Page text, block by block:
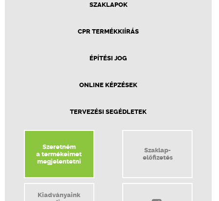
SZAKLAPOK
CPR TERMÉKKIÍRÁS
ÉPÍTÉSI JOG
ONLINE KÉPZÉSEK
TERVEZÉSI SEGÉDLETEK
Szeretném
a termékeimet
megjelentetni
Szaklap-
előfizetés
Kiadványaink